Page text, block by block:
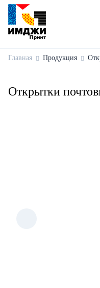
Главная Продукция
Открытки